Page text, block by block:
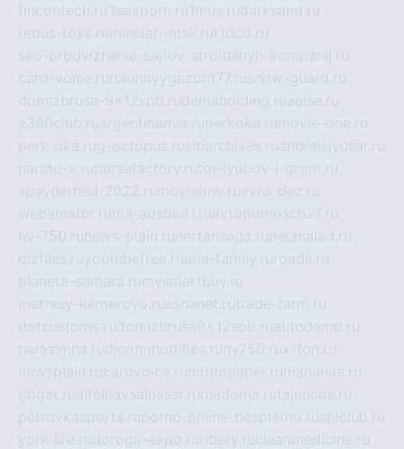
fincontech.ru3sexporn.ru1mus.rudarksand.ru
rebus-toys.ru minelab-msk.ru rtdco.ru
seo-prodvizhenie-sajtov-stroitelnyh-kompanij.ru
card-voice.ru rulonnyygazon177.rusnow-guard.ru
domizbrusa-9x12spb.rudemaholding.ruaalse.ru
a380club.ruargentinamia.ruperkoka.ru movie-one.ru
perk-oka.rug-octopus.rusibarchives.ruandreislyusar.ru
naruto-x.rupursefactory.rutor-lyubov-i-grom.ru
spayderhed-2022.ru movieone.ruevro-dez.ru
webamator.ru ma-absolut1.ruavtopomosch27.ru
nv-750.ru news-plain.ru nertansaga.rudelanalad.ru
dizfiles.ruyoutubefree.ruaria-family.ru roadli.ru
planeta-samara.ru mysmartbuy.ru
matrasy-kemerovo.ruashanet.rutrade-farm.ru
dotcustoms.rudomizbrusa9x12spb.ruautodamp.ru
narasimha.rudjcommodities.ru nv750.rux-ton.ru
newsplain.rucardvoice.ru modopaper.ru manunae.ru
gbget.rualfeihavsalnassr.ru madoma.rutajuncos.ru
petrovkasports.ruporno-online-besplatno.rusplclub.ru
york-life.rudoroga-expo.ru ribery.rucleanmedicine.ru